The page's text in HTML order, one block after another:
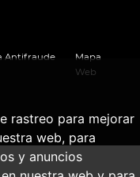
rastreo para mejorar
web, para
y anuncios
Antifraude
Mapa
Web